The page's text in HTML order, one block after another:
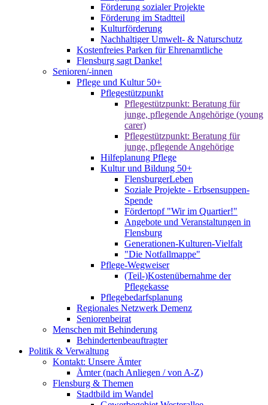
Förderung sozialer Projekte
Förderung im Stadtteil
Kulturförderung
Nachhaltiger Umwelt- & Naturschutz
Kostenfreies Parken für Ehrenamtliche
Flensburg sagt Danke!
Senioren/-innen
Pflege und Kultur 50+
Pflegestützpunkt
Pflegestützpunkt: Beratung für
junge, pflegende Angehörige (young
carer)
Pflegestützpunkt: Beratung für
junge, pflegende Angehörige
Hilfeplanung Pflege
Kultur und Bildung 50+
FlensburgerLeben
Soziale Projekte - Erbsensuppen-
Spende
Fördertopf "Wir im Quartier!"
Angebote und Veranstaltungen in
Flensburg
Generationen-Kulturen-Vielfalt
"Die Notfallmappe"
Pflege-Wegweiser
(Teil-)Kostenübernahme der
Pflegekasse
Pflegebedarfsplanung
Regionales Netzwerk Demenz
Seniorenbeirat
Menschen mit Behinderung
Behindertenbeauftragter
Politik & Verwaltung
Kontakt: Unsere Ämter
Ämter (nach Anliegen / von A-Z)
Flensburg & Themen
Stadtbild im Wandel